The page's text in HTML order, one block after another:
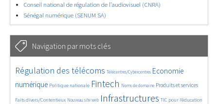
Conseil national de régulation de l’audiovisuel (CNRA)
Sénégal numérique (SENUM SA)
Navigation par mots clés
4657/5706
Régulation des télécoms
364/5706 Télécentres/Cybercentres
3781/5706
Economie
numérique
1877/5706 Politique nationale
5200/5706 Fintech
686/5706 Noms de domaine
2467/5706 Produits et services
1616/5706
Faits divers/Contentieux Nouveau site web Infrastructures TIC pour l’éducation